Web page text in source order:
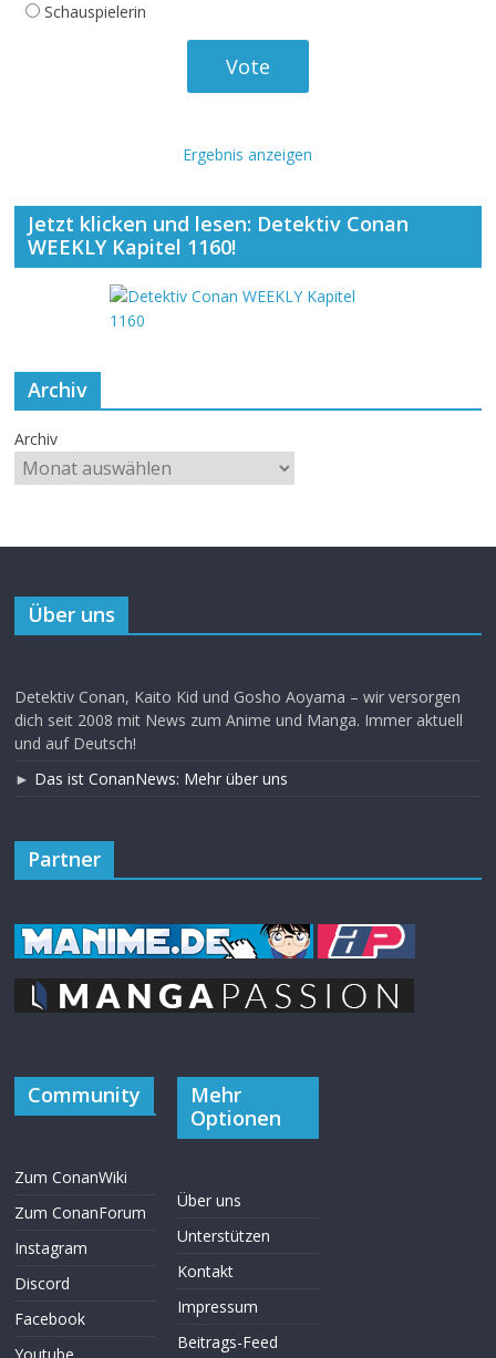
Schauspielerin
Ergebnis anzeigen
Jetzt klicken und lesen: Detektiv Conan
WEEKLY Kapitel 1160!
Archiv
Archiv
Über uns
Detektiv Conan, Kaito Kid und Gosho Aoyama – wir versorgen
dich seit 2008 mit News zum Anime und Manga. Immer aktuell
und auf Deutsch!
► Das ist ConanNews: Mehr über uns
Partner
Community
Zum ConanWiki
Zum ConanForum
Instagram
Discord
Facebook
Youtube
Mehr
Optionen
Über uns
Unterstützen
Kontakt
Impressum
Beitrags-Feed